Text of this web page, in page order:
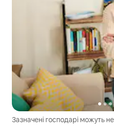
Зазначені господарі можуть